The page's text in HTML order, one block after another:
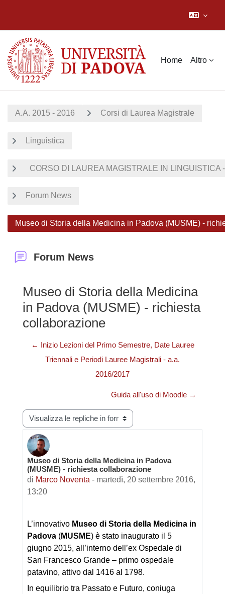
Home Altro
A.A. 2015 - 2016 Corsi di Laurea Magistrale
Linguistica
CORSO DI LAUREA MAGISTRALE IN LINGUISTICA
Forum News
Museo di Storia della Medicina in Padova (MUSME) -
Forum News
Museo di Storia della Medicina
in Padova (MUSME) - richiesta
collaborazione
← Inizio Lezioni del Primo Semestre, Date Lauree
Triennali e Periodi Lauree Magistrali - a.a.
2016/2017
Guida all'uso di Moodle →
Modalità visualizzazione
Museo di Storia della Medicina in Padova
(MUSME) - richiesta collaborazione
di Marco Noventa - martedì, 20 settembre 2016,
13:20
Numero di risposte: 0
L’innovativo Museo di Storia della Medicina in
Padova (MUSME) è stato inaugurato il 5
giugno 2015, all’interno dell’ex Ospedale di
San Francesco Grande – primo ospedale
patavino, attivo dal 1416 al 1798.
In equilibrio tra Passato e Futuro, coniuga